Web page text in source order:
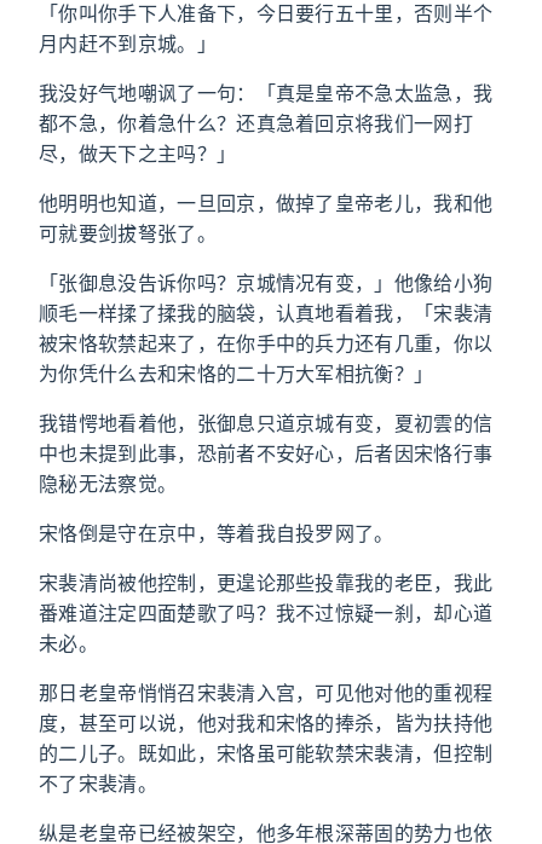
「你叫你手下人准备下，今日要行五十里，否则半个
月内赶不到京城。」
我没好气地嘲讽了一句：「真是皇帝不急太监急，我
都不急，你着急什么？还真急着回京将我们一网打
尽，做天下之主吗？」
他明明也知道，一旦回京，做掉了皇帝老儿，我和他
可就要剑拔弩张了。
「张御息没告诉你吗？京城情况有变，」他像给小狗
顺毛一样揉了揉我的脑袋，认真地看着我，「宋裴清
被宋恪软禁起来了，在你手中的兵力还有几重，你以
为你凭什么去和宋恪的二十万大军相抗衡？」
我错愕地看着他，张御息只道京城有变，夏初雲的信
中也未提到此事，恐前者不安好心，后者因宋恪行事
隐秘无法察觉。
宋恪倒是守在京中，等着我自投罗网了。
宋裴清尚被他控制，更遑论那些投靠我的老臣，我此
番难道注定四面楚歌了吗？我不过惊疑一刹，却心道
未必。
那日老皇帝悄悄召宋裴清入宫，可见他对他的重视程
度，甚至可以说，他对我和宋恪的捧杀，皆为扶持他
的二儿子。既如此，宋恪虽可能软禁宋裴清，但控制
不了宋裴清。
纵是老皇帝已经被架空，他多年根深蒂固的势力也依